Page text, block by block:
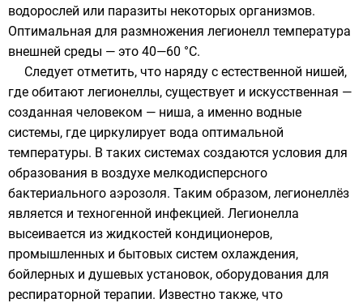
водорослей или паразиты некоторых организмов.
Оптимальная для размножения легионелл температура
внешней среды — это 40—60 °C.
Следует отметить, что наряду с естественной нишей,
где обитают легионеллы, существует и искусственная —
созданная человеком — ниша, а именно водные
системы, где циркулирует вода оптимальной
температуры. В таких системах создаются условия для
образования в воздухе мелкодисперсного
бактериального аэрозоля. Таким образом, легионеллёз
является и техногенной инфекцией. Легионелла
высеивается из жидкостей кондиционеров,
промышленных и бытовых систем охлаждения,
бойлерных и душевых установок, оборудования для
респираторной терапии. Известно также, что